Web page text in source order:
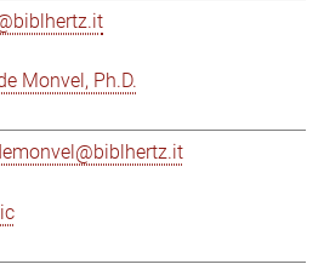
Monvel, Ph.D.